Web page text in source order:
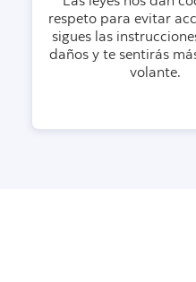
respeto para evitar
sigues las
daños y te sentirás
volante.